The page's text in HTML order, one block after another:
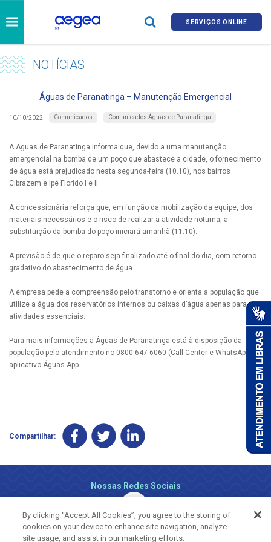
SERVIÇOS ONLINE
NOTÍCIAS
Águas de Paranatinga – Manutenção Emergencial
10/10/2022 Comunicados Comunicados Águas de Paranatinga
A Águas de Paranatinga informa que, devido a uma manutenção
emergencial na bomba de um poço que abastece a cidade, o fornecimento
de água está prejudicado nesta segunda-feira (10.10), nos bairros
Cibrazem e Ipê Florido I e II.
A concessionária reforça que, em função da mobilização da equipe, dos
materiais necessários e o risco de realizar a atividade noturna, a
substituição da bomba do poço iniciará amanhã (11.10).
A previsão é de que o reparo seja finalizado até o final do dia, com retorno
gradativo do abastecimento de água.
A empresa pede a compreensão pelo transtorno e orienta a população que
utilize a água dos reservatórios internos ou caixas d’água apenas para
atividades essenciais.
Para mais informações a Águas de Paranatinga está à disposição da
população pelo atendimento no 0800 647 6060 (Call Center e WhatsApp) e
aplicativo Águas App.
Compartilhar:
Nossas Redes Sociais
By clicking “Accept All Cookies”, you agree to the storing of
cookies on your device to enhance site navigation, analyze
site usage, and assist in our marketing efforts.